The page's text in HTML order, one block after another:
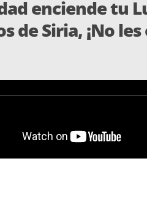
enciende tu
de Siria, ¡No